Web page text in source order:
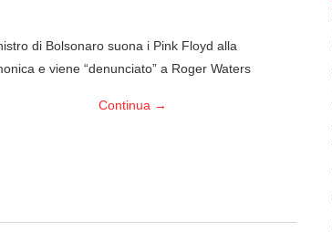
di Bolsonaro suona i Pink Floyd alla
e viene “denunciato” a Roger Waters
Continua →